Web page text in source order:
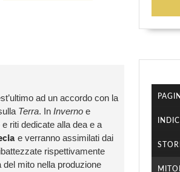
ad un accordo con la
Terra. In Inverno e
riti dedicate alla dea e a
e verranno assimilati dai
rispettivamente
mito nella produzione